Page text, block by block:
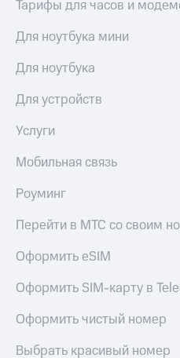
Тарифы для часов и
Для ноутбука мини
Для ноутбука
Для устройств
Услуги
Мобильная связь
Роуминг
Перейти в МТС со своим
Оформить eSIM
Оформить SIM-карту в
Оформить чистый номер
Выбрать красивый номер